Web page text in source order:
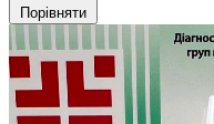
Порівняти